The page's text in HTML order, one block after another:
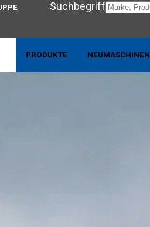
Suchbegriff
PRODUKTE NEUMASCHINEN